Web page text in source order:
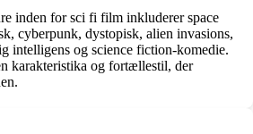
inden for sci fi film inkluderer space
cyberpunk, dystopisk, alien invasions,
intelligens og science fiction-komedie.
karakteristika og fortællestil, der